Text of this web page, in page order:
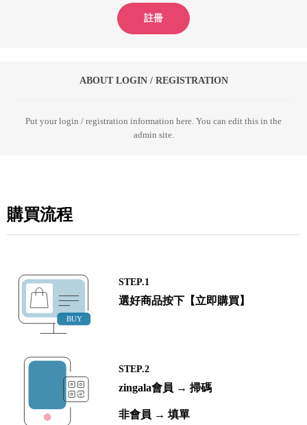
註冊
ABOUT LOGIN / REGISTRATION
Put your login / registration information here. You can edit this in the
admin site.
購買流程
STEP.1
選好商品按下【立即購買】
STEP.2
zingala會員 → 掃碼
非會員 → 填單